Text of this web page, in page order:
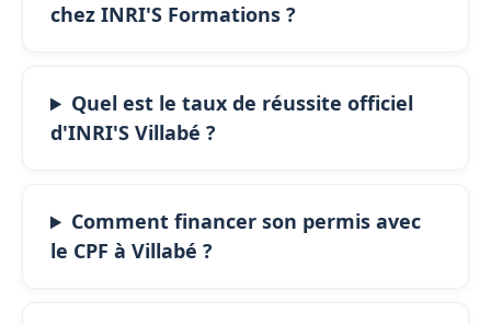
chez INRI'S Formations ?
Quel est le taux de réussite officiel
d'INRI'S Villabé ?
Comment financer son permis avec
le CPF à Villabé ?